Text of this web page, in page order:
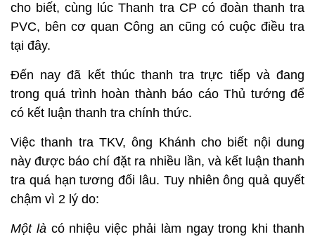
cho biết, cùng lúc Thanh tra CP có đoàn thanh tra
PVC, bên cơ quan Công an cũng có cuộc điều tra
tại đây.
Đến nay đã kết thúc thanh tra trực tiếp và đang
trong quá trình hoàn thành báo cáo Thủ tướng để
có kết luận thanh tra chính thức.
Việc thanh tra TKV, ông Khánh cho biết nội dung
này được báo chí đặt ra nhiều lần, và kết luận thanh
tra quá hạn tương đối lâu. Tuy nhiên ông quả quyết
chậm vì 2 lý do:
Một làcó nhiệu việc phải làm ngay trong khi thanh